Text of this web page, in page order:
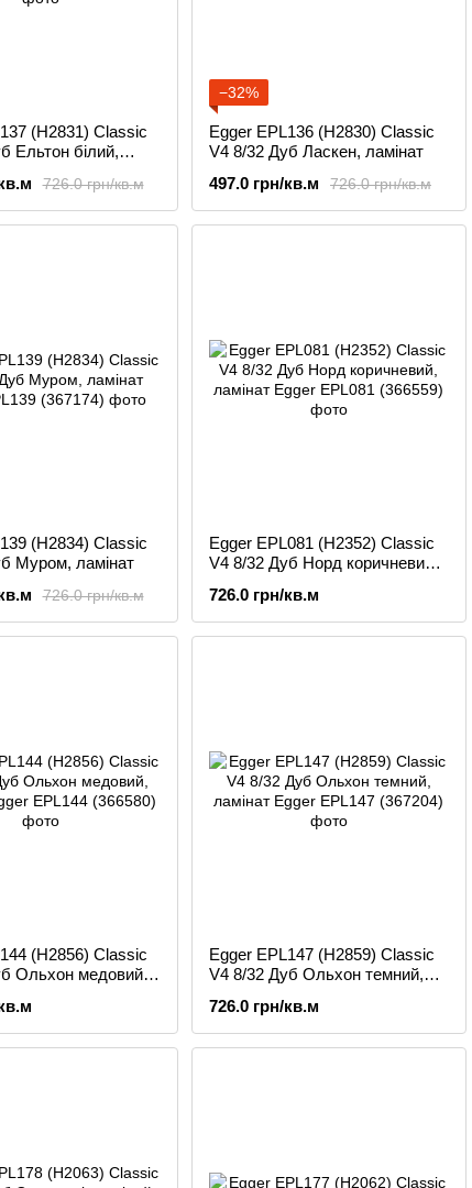
(H2831) Classic
Ельтон білий,
726.0 грн/кв.м
−32%
Egger EPL136 (H2830) Classic
V4 8/32 Дуб Ласкен, ламінат
726.0 грн/кв.м
497.0 грн/кв.м
(H2834) Classic
Муром, ламінат
726.0 грн/кв.м
Egger EPL081 (H2352) Classic
V4 8/32 Дуб Норд коричневий,
726.0 грн/кв.м
(H2856) Classic
Ольхон медовий,
Egger EPL147 (H2859) Classic
V4 8/32 Дуб Ольхон темний,
726.0 грн/кв.м